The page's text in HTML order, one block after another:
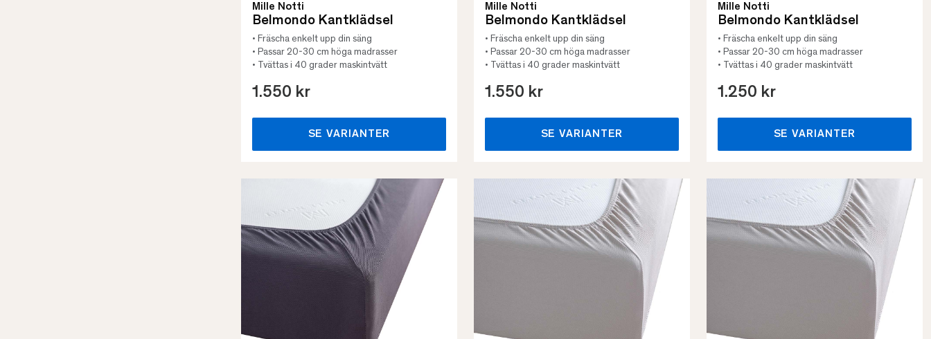
Mille Notti
Belmondo Kantklädsel
• Fräscha enkelt upp din säng
• Passar 20-30 cm höga madrasser
• Tvättas i 40 grader maskintvätt
1.550 kr
SE VARIANTER
Mille Notti
Belmondo Kantklädsel
• Fräscha enkelt upp din säng
• Passar 20-30 cm höga madrasser
• Tvättas i 40 grader maskintvätt
1.550 kr
SE VARIANTER
Mille Notti
Belmondo Kantklädsel
• Fräscha enkelt upp din säng
• Passar 20-30 cm höga madrasser
• Tvättas i 40 grader maskintvätt
1.250 kr
SE VARIANTER